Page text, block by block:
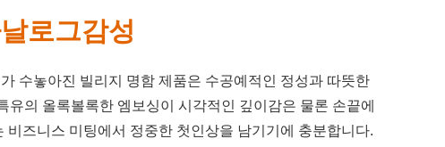
로그감성
수놓아진 빌리지 명함 제품은 수공예적인 정성과 따뜻한
의 올록볼록한 엠보싱이 시각적인 깊이감은 물론 손끝에
비즈니스 미팅에서 정중한 첫인상을 남기기에 충분합니다.